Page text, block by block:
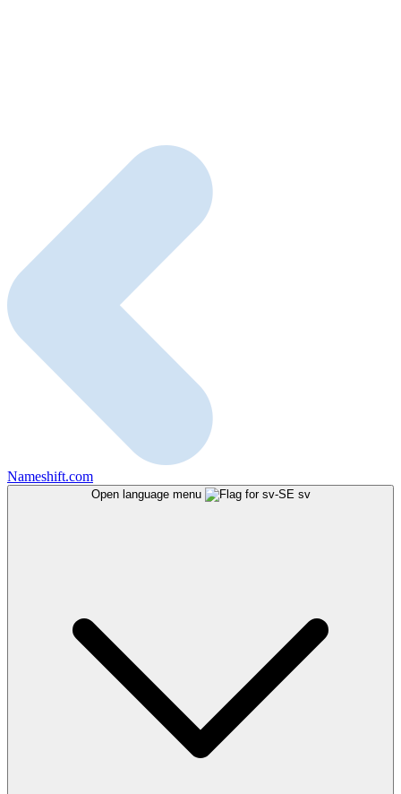
Nameshift.com
Open language menu sv